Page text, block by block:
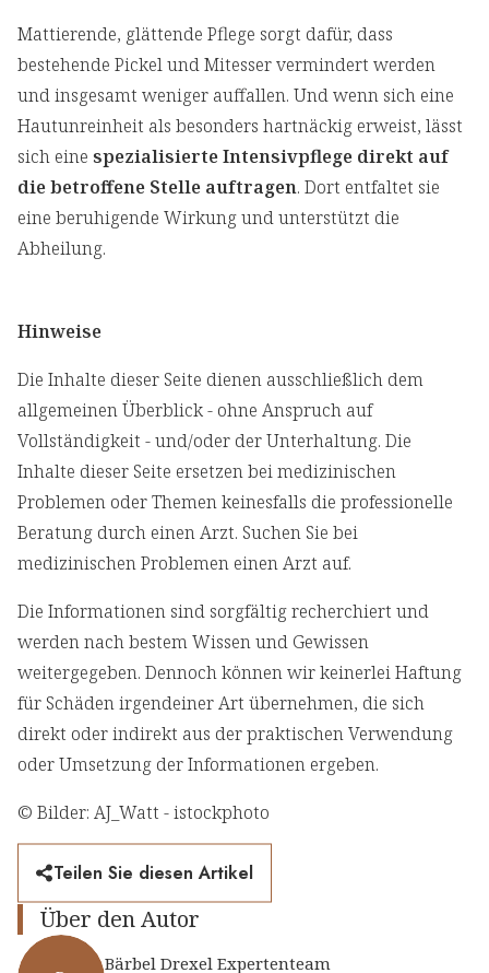
Mattierende, glättende Pflege sorgt dafür, dass
bestehende Pickel und Mitesser vermindert werden
und insgesamt weniger auffallen. Und wenn sich eine
Hautunreinheit als besonders hartnäckig erweist, lässt
sich eine spezialisierte Intensivpflege direkt auf
die betroffene Stelle auftragen. Dort entfaltet sie
eine beruhigende Wirkung und unterstützt die
Abheilung.
Hinweise
Die Inhalte dieser Seite dienen ausschließlich dem
allgemeinen Überblick - ohne Anspruch auf
Vollständigkeit - und/oder der Unterhaltung. Die
Inhalte dieser Seite ersetzen bei medizinischen
Problemen oder Themen keinesfalls die professionelle
Beratung durch einen Arzt. Suchen Sie bei
medizinischen Problemen einen Arzt auf.
Die Informationen sind sorgfältig recherchiert und
werden nach bestem Wissen und Gewissen
weitergegeben. Dennoch können wir keinerlei Haftung
für Schäden irgendeiner Art übernehmen, die sich
direkt oder indirekt aus der praktischen Verwendung
oder Umsetzung der Informationen ergeben.
© Bilder: AJ_Watt - istockphoto
Teilen Sie diesen Artikel
Über den Autor
Bärbel Drexel Expertenteam